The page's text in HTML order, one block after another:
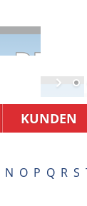
KUNDEN
N O P Q R S